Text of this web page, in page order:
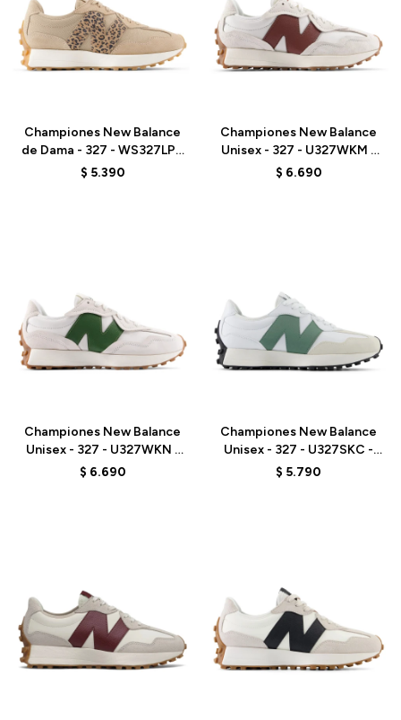
Championes New Balance
de Dama - 327 - WS327LPA
- ANIMAL PRINT
$ 5.390
Championes New Balance
Unisex - 327 - U327WKM -
LINEN
$ 6.690
Championes New Balance
Unisex - 327 - U327WKN -
LINEN
$ 6.690
Championes New Balance
Unisex - 327 - U327SKC -
ELD
$ 5.790